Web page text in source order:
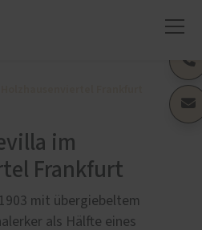
im
Frankfurt
mit übergiebeltem
als Hälfte eines